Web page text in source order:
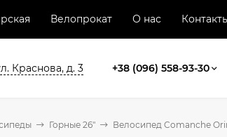
Велопрокат О нас
Краснова, д. 3 +38 (096) 558-93-30
Горные 26" Велосипед Comanche